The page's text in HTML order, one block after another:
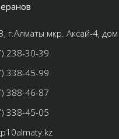
г.Алматы мкр. Аксай-4,
238-30-39
338-45-99
388-46-87
338-45-05